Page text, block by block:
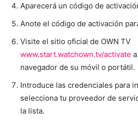
Aparecerá un código de
Anote el código de activación
Visite el sitio oficial de OWN TV
www.start.watchown.tv/activate
navegador de su móvil o portátil.
Introduce las credenciales para
selecciona tu proveedor de
la lista.